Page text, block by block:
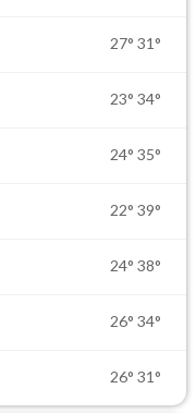
27° 31°
23° 34°
24° 35°
22° 39°
24° 38°
26° 34°
26° 31°